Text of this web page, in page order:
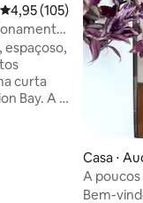
4,95 de uma avaliação
4,95 (105)
espaçoso,
Bay. A 7
Casa ⋅
A
Bem-